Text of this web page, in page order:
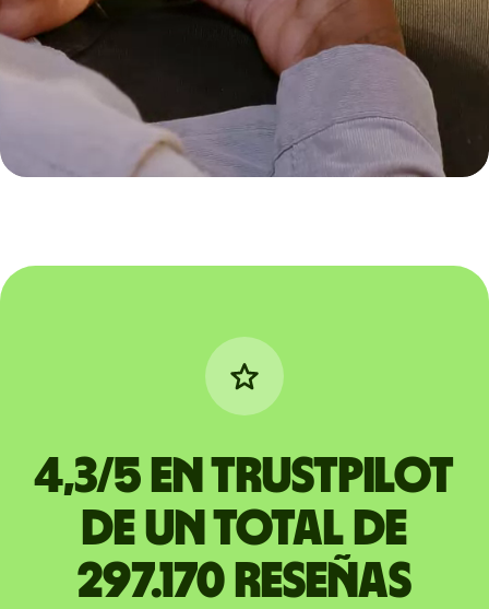
4,3/5 en Trustpilot
de un total de
297.170 reseñas